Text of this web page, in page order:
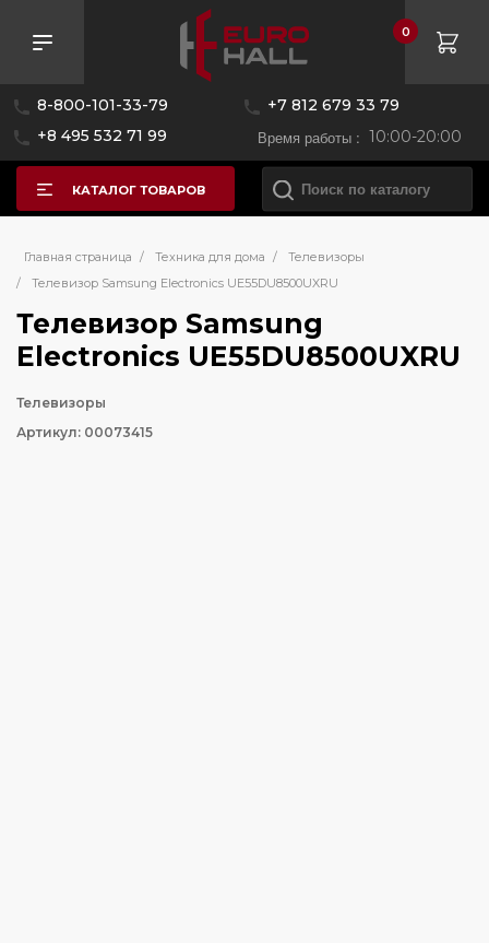
8-800-101-33-79
+7 812 679 33 79
+8 495 532 71 99
Время работы : 10:00-20:00
0
КАТАЛОГ ТОВАРОВ
Главная страница / Техника для дома /
Телевизоры
/
Телевизор Samsung Electronics UE55DU8500UXRU
Телевизор Samsung
Electronics UE55DU8500UXRU
Телевизоры
Артикул: 00073415